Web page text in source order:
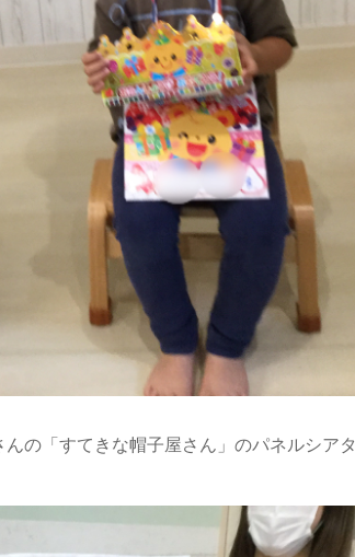
の「すてきな帽子屋さん」のパネルシアタ